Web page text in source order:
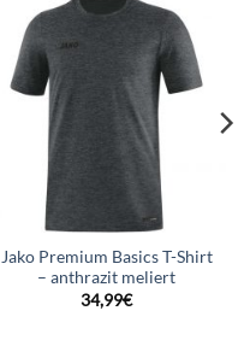
Jako Premium Basics T-Shirt
– anthrazit meliert
34,99€